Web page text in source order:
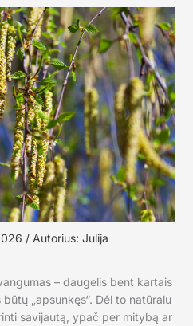
/ Autorius: Julija
– daugelis bent kartais
„apsunkęs“. Dėl to natūralu
savijautą, ypač per mitybą ar